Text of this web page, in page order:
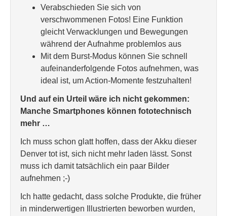
Verabschieden Sie sich von
verschwommenen Fotos! Eine Funktion
gleicht Verwacklungen und Bewegungen
während der Aufnahme problemlos aus
Mit dem Burst-Modus können Sie schnell
aufeinanderfolgende Fotos aufnehmen, was
ideal ist, um Action-Momente festzuhalten!
Und auf ein Urteil wäre ich nicht gekommen:
Man­che Smart­pho­nes kön­nen foto­tech­nisch
mehr …
Ich muss schon glatt hoffen, dass der Akku dieser
Denver tot ist, sich nicht mehr laden lässt. Sonst
muss ich damit tatsächlich ein paar Bilder
aufnehmen ;-)
Ich hatte gedacht, dass solche Produkte, die früher
in minderwertigen Illustrierten beworben wurden,